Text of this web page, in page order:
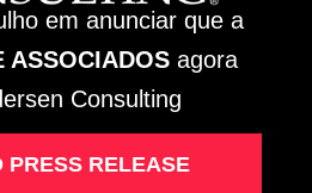
são
lista
em anunciar que a
ASSOCIADOSagora
Consulting
PRESS RELEASE